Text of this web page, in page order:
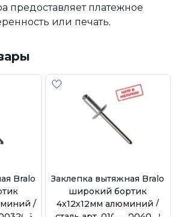
предоставляет платежное
или печать.
Bralo
/
Заклепка вытяжная Bralo
широкий бортик
4х12х12мм алюминий /